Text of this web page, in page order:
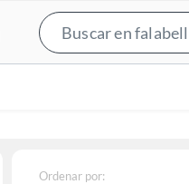
Ordenar por: